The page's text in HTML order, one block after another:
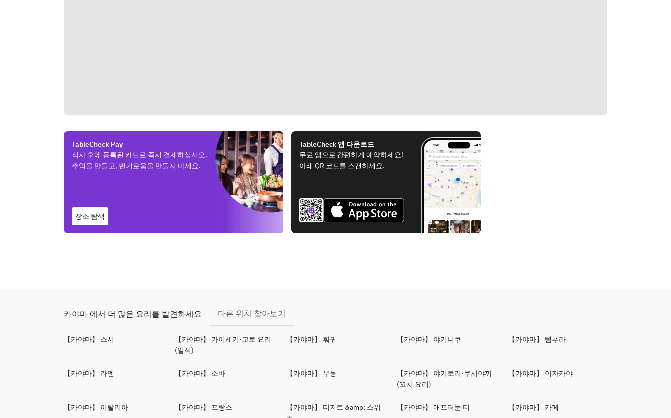
TableCheck Pay
식사 후에 등록된 카드로 즉시 결제하십시오.
추억을 만들고, 번거로움을 만들지 마세요.
장소 탐색
TableCheck 앱 다운로드
무료 앱으로 간편하게 예약하세요!
아래 QR 코드를 스캔하세요.
카야마 에서 더 많은 요리를 발견하세요 다른 위치 찾아보기
【카야마】 스시
【카야마】 가이세키·교토 요리
(일식)
【카야마】 훠궈 【카야마】 야키니쿠 【카야마】 템푸라
【카야마】 라멘 【카야마】 소바 【카야마】 우동
【카야마】 야키토리·쿠시야끼
(꼬치 요리)
【카야마】 이자카야
【카야마】 이탈리아 【카야마】 프랑스
【카야마】 디저트 &amp; 스위
【카야마】 애프터눈 티 【카야마】 카페